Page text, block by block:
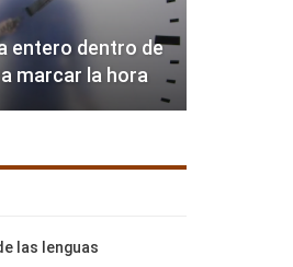
entero dentro de
marcar la hora
las lenguas